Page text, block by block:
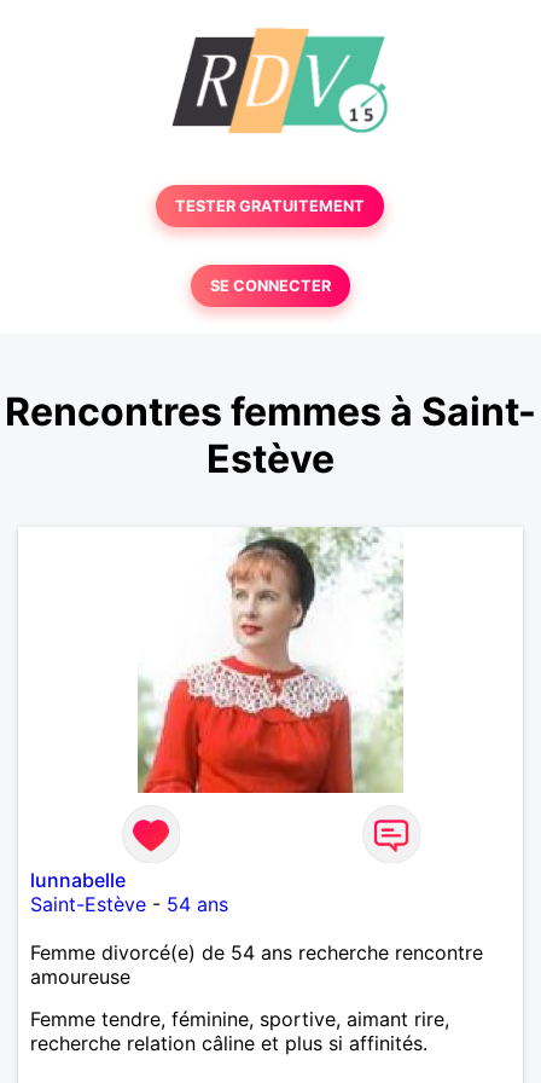
TESTER GRATUITEMENT
SE CONNECTER
Rencontres femmes à Saint-
Estève
lunnabelle
Saint-Estève - 54 ans
Femme divorcé(e) de 54 ans recherche rencontre
amoureuse
Femme tendre, féminine, sportive, aimant rire,
recherche relation câline et plus si affinités.